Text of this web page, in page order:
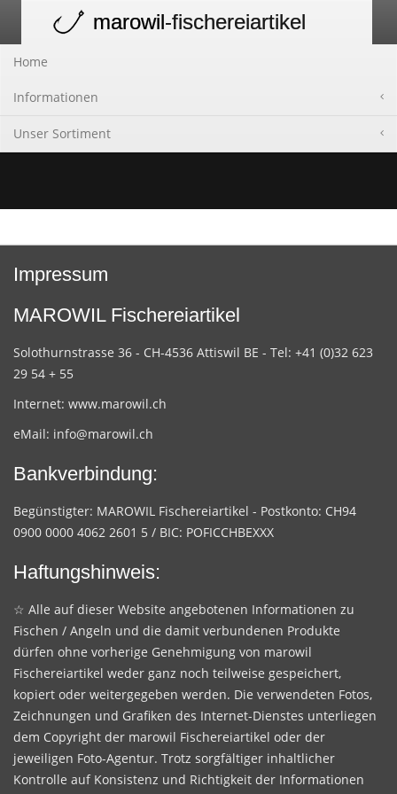
navigation
marowil-fischereiartikel
Home
Informationen
Unser Sortiment
Impressum
MAROWIL Fischereiartikel
Solothurnstrasse 36 - CH-4536 Attiswil BE - Tel: +41 (0)32 623
29 54 + 55
Internet: www.marowil.ch
eMail: info@marowil.ch
Bankverbindung:
Begünstigter: MAROWIL Fischereiartikel - Postkonto: CH94
0900 0000 4062 2601 5 / BIC: POFICCHBEXXX
Haftungshinweis:
☆ Alle auf dieser Website angebotenen Informationen zu
Fischen / Angeln und die damit verbundenen Produkte
dürfen ohne vorherige Genehmigung von marowil
Fischereiartikel weder ganz noch teilweise gespeichert,
kopiert oder weitergegeben werden. Die verwendeten Fotos,
Zeichnungen und Grafiken des Internet-Dienstes unterliegen
dem Copyright der marowil Fischereiartikel oder der
jeweiligen Foto-Agentur. Trotz sorgfältiger inhaltlicher
Kontrolle auf Konsistenz und Richtigkeit der Informationen